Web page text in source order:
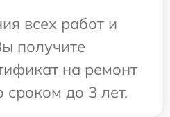
всех работ и
получите
на ремонт
сроком до 3 лет.